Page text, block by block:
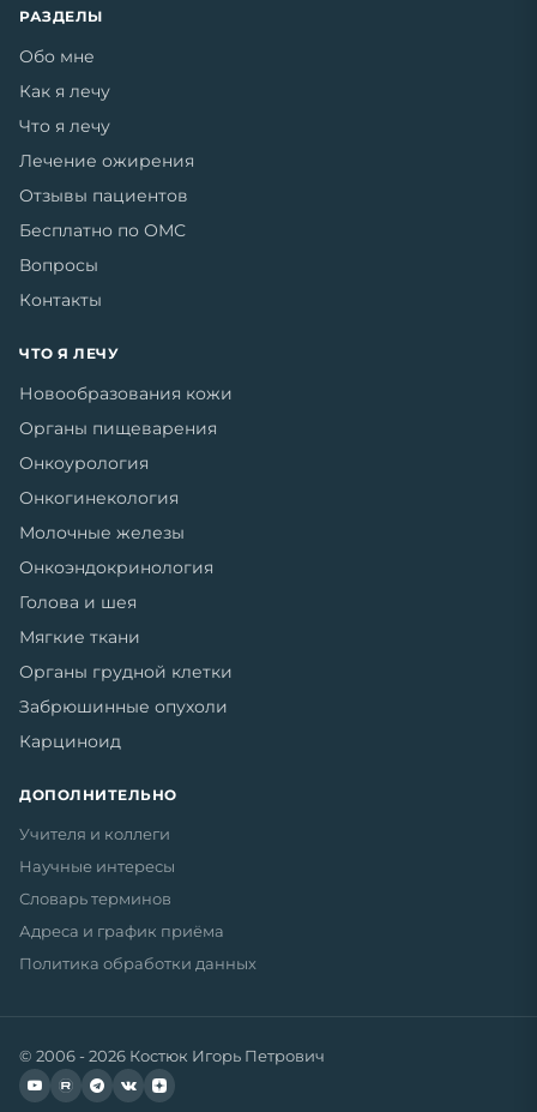
РАЗДЕЛЫ
Обо мне
Как я лечу
Что я лечу
Лечение ожирения
Отзывы пациентов
Бесплатно по ОМС
Вопросы
Контакты
ЧТО Я ЛЕЧУ
Новообразования кожи
Органы пищеварения
Онкоурология
Онкогинекология
Молочные железы
Онкоэндокринология
Голова и шея
Мягкие ткани
Органы грудной клетки
Забрюшинные опухоли
Карциноид
ДОПОЛНИТЕЛЬНО
Учителя и коллеги
Научные интересы
Словарь терминов
Адреса и график приёма
Политика обработки данных
© 2006 - 2026 Костюк Игорь Петрович